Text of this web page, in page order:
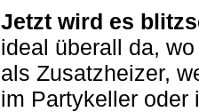
Jetzt wird es
ideal überall da,
als Zusatzheizer,
im Partykeller oder